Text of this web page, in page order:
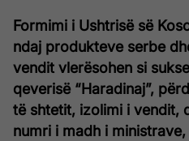
Formimi i Ushtrisë së
ndaj produkteve serbe
vendit vlerësohen si
qeverisë “Haradinaj”,
të shtetit, izolimi i vendit,
numri i madh i